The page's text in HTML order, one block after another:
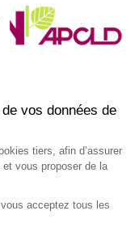
:
vos données de
tiers, afin d’assurer
et vous proposer de la
acceptez tous les